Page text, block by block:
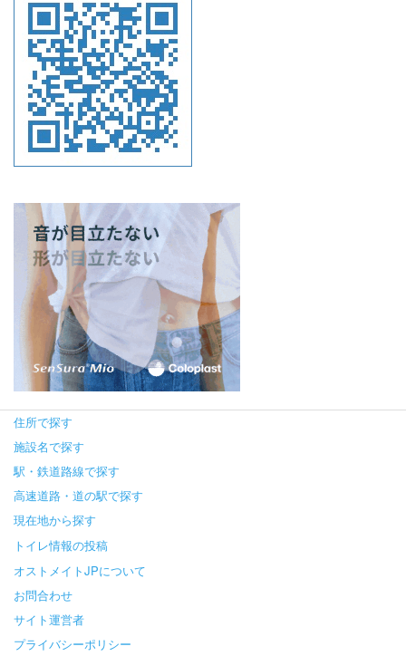
住所で探す
施設名で探す
駅・鉄道路線で探す
高速道路・道の駅で探す
現在地から探す
トイレ情報の投稿
オストメイトJPについて
お問合わせ
サイト運営者
プライバシーポリシー